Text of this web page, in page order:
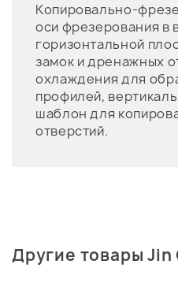
Копировально-
оси фрезерования в
горизонтальной
замок и дренажных
охлаждения для
профилей,
шаблон для
отверстий.
Другие товары Jin